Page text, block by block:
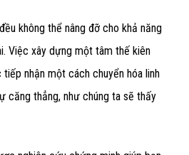
không thể nâng đỡ cho khả năng
Việc xây dựng một tâm thế kiên
nhận một cách chuyển hóa linh
căng thẳng, như chúng ta sẽ thấy